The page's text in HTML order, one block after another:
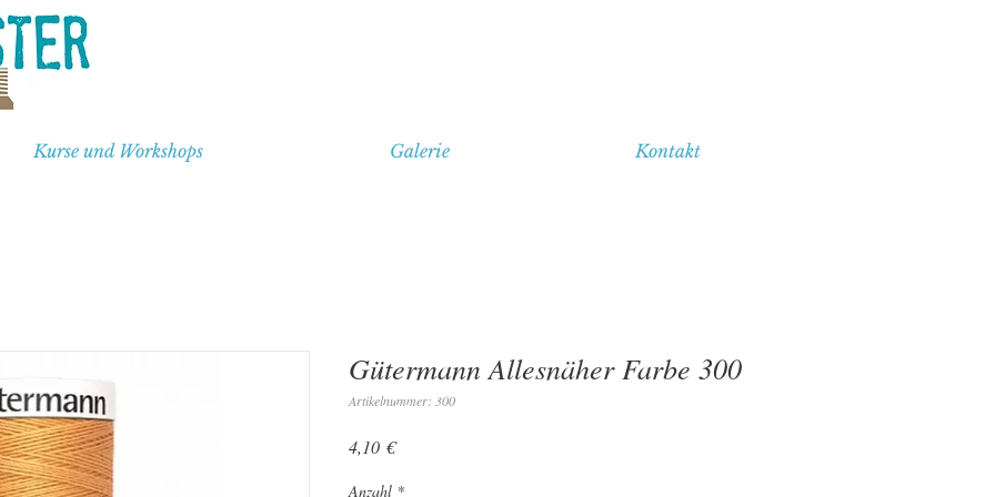
Kurse und Workshops Galerie Kontakt
Gütermann Allesnäher Farbe 300
Artikelnummer: 300
4,10 €Preis
Anzahl *